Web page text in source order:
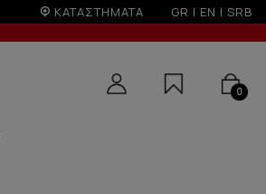
ΚΑΤΑΣΤΗΜΑΤΑ GR | EN | SRB
0